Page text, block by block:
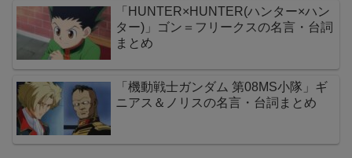
「HUNTER×HUNTER(ハンター×ハン
ター)」ゴン＝フリークスの名言・台詞
まとめ
「機動戦士ガンダム 第08MS小隊」ギ
ニアス＆ノリスの名言・台詞まとめ